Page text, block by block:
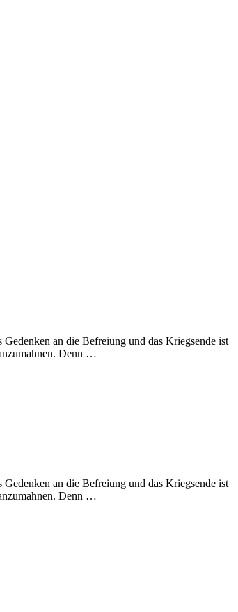
an die Befreiung und das Kriegsende ist
Denn …
an die Befreiung und das Kriegsende ist
Denn …